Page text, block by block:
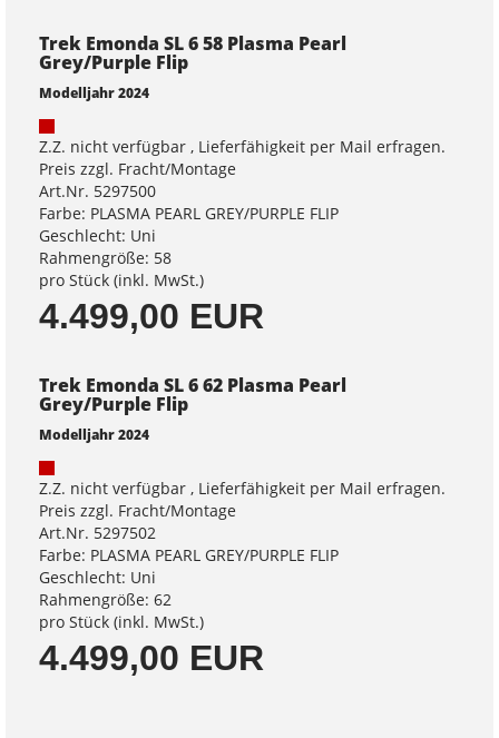
Trek Emonda SL 6 58 Plasma Pearl
Grey/Purple Flip
Modelljahr 2024
Z.Z. nicht verfügbar , Lieferfähigkeit per Mail erfragen.
Preis zzgl. Fracht/Montage
Art.Nr. 5297500
Farbe: PLASMA PEARL GREY/PURPLE FLIP
Geschlecht: Uni
Rahmengröße: 58
pro Stück (inkl. MwSt.)
4.499,00 EUR
Trek Emonda SL 6 62 Plasma Pearl
Grey/Purple Flip
Modelljahr 2024
Z.Z. nicht verfügbar , Lieferfähigkeit per Mail erfragen.
Preis zzgl. Fracht/Montage
Art.Nr. 5297502
Farbe: PLASMA PEARL GREY/PURPLE FLIP
Geschlecht: Uni
Rahmengröße: 62
pro Stück (inkl. MwSt.)
4.499,00 EUR